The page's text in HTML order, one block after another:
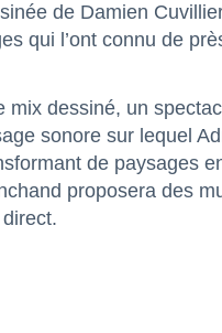
de Damien
qui l’ont connu de
dessiné, un
sonore sur lequel
de paysages
proposera des